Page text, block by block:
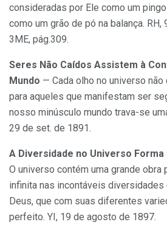
consideradas por Ele como um
como um grão de pó na balança. RH,
3ME, pág.309.
Seres Não Caídos Assistem à
Mundo — Cada olho no universo
para aqueles que manifestam ser
nosso minúsculo mundo trava-se
29 de set. de 1891.
A Diversidade no Universo
O universo contém uma grande obra
infinita nas incontáveis diversidades
Deus, que com suas diferentes
perfeito. YI, 19 de agosto de 1897.